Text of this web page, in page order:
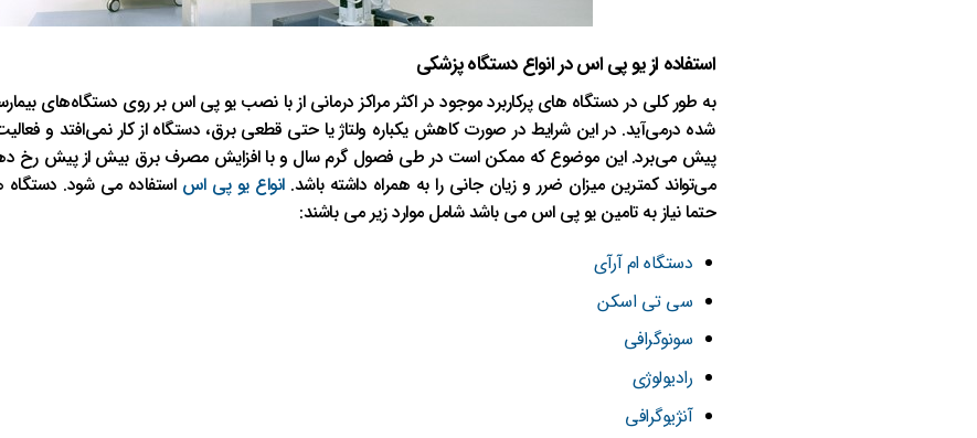
استفاده از یو پی اس در انواع دستگاه پزشکی
به طور کلی در دستگاه های پرکاربرد موجود در اکثر مراکز درمانی از با نصب یو پی اس بر روی دستگاه‌های
شده درمی‌آید. در این شرایط در صورت کاهش یکباره ولتاژ یا حتی قطعی برق، دستگاه از کار نمی‌افتد و
پیش می‌برد. این موضوع که ممکن است در طی فصول گرم سال و با افزایش مصرف برق بیش از پیش رخ
می‌تواند کمترین میزان ضرر و زیان جانی را به همراه داشته باشد.انواع یو پی اس استفاده می شود. دستگاه
حتما نیاز به تامین یو پی اس می باشد شامل موارد زیر می باشند:
دستگاه ام آرآی
سی تی اسکن
سونوگرافی
رادیولوژی
آنژیوگرافی